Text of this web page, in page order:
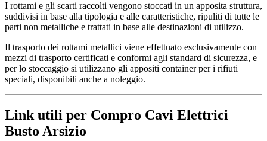
I rottami e gli scarti raccolti vengono stoccati in un apposita struttura,
suddivisi in base alla tipologia e alle caratteristiche, ripuliti di tutte le
parti non metalliche e trattati in base alle destinazioni di utilizzo.
Il trasporto dei rottami metallici viene effettuato esclusivamente con
mezzi di trasporto certificati e conformi agli standard di sicurezza, e
per lo stoccaggio si utilizzano gli appositi container per i rifiuti
speciali, disponibili anche a noleggio.
Link utili per Compro Cavi Elettrici
Busto Arsizio